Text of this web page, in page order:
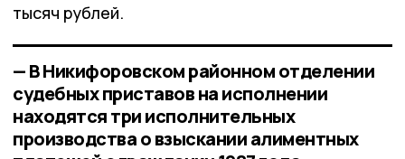
тысяч рублей.
— В Никифоровском районном отделении
судебных приставов на исполнении
находятся три исполнительных
производства о взыскании алиментных